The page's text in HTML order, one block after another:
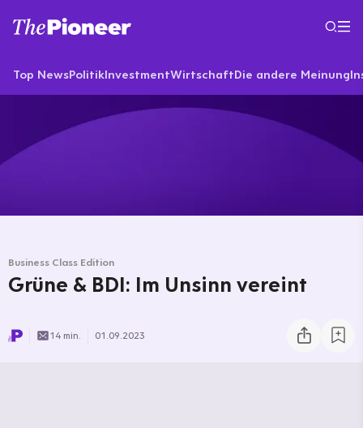
Top NewsPolitikInvestmentWirtschaftDie andere Meinung
Business Class Edition
Grüne & BDI: Im Unsinn vereint
14 min. 01.09.2023